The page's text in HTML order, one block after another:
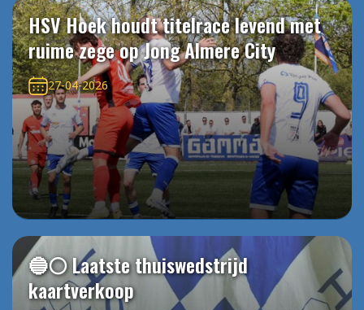
HSV Hoek houdt titelrace levend met
ruime zege op Jong Almere City
27-04-2026
🔵⚪️ Laatste thuiswedstrijd
kaartverkoop